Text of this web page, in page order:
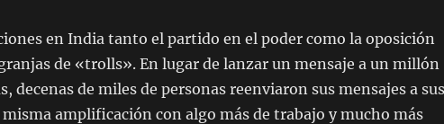
en India tanto el partido en el poder como la oposición
de «trolls». En lugar de lanzar un mensaje a un millón
decenas de miles de personas reenviaron sus mensajes a sus
misma amplificación con algo más de trabajo y mucho más